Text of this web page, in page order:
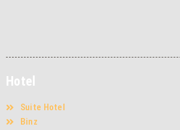
Hotel
Suite Hotel
Binz